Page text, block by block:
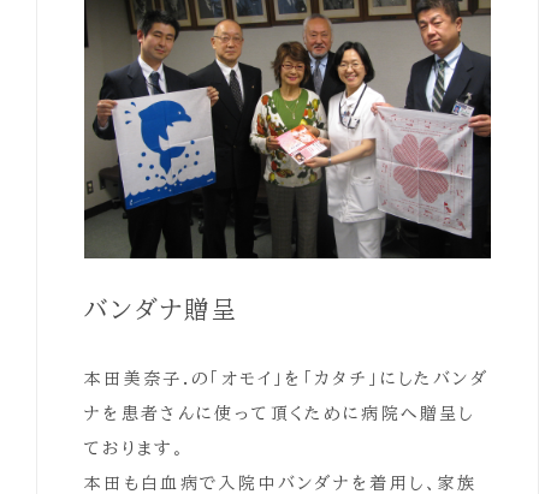
バンダナ贈呈
本田美奈子.の「オモイ」を「カタチ」にしたバンダ
ナを患者さんに使って頂くために病院へ贈呈し
ております。
本田も白血病で入院中バンダナを着用し、家族